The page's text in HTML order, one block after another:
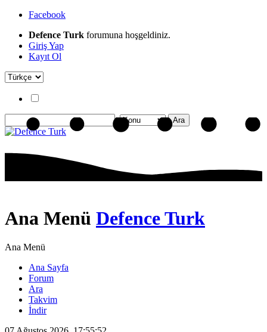
Facebook
Defence Turk forumuna hoşgeldiniz.
Giriş Yap
Kayıt Ol
Ana Menü Defence Turk
Ana Menü
Ana Sayfa
Forum
Ara
Takvim
İndir